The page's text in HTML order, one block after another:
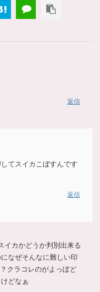
返信
てスイカこぼすんです
返信
イカかどうか判別出来る
なぜそんなに難しい印
クラコレのがよっぽど
どなぁ